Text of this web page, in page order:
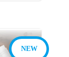
NEW